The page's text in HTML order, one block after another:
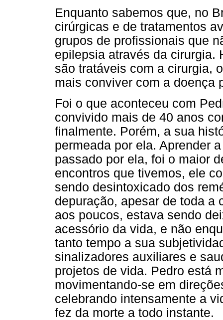
Enquanto sabemos que, no
cirúrgicas e de tratamentos
grupos de profissionais que
epilepsia através da cirurgia.
são tratáveis com a cirurgia,
mais conviver com a doença
Foi o que aconteceu com
convivido mais de 40 anos
finalmente. Porém, a sua
permeada por ela. Aprender
passado por ela, foi o maior
encontros que tivemos, ele
sendo desintoxicado dos
depuração, apesar de toda a
aos poucos, estava sendo
acessório da vida, e não
tanto tempo a sua
sinalizadores auxiliares e
projetos de vida. Pedro está
movimentando-se em
celebrando intensamente a
fez da morte a todo instante.